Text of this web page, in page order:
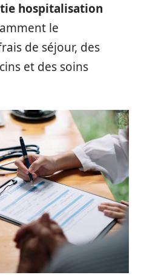
hospitalisation
le
de séjour, des
et des soins